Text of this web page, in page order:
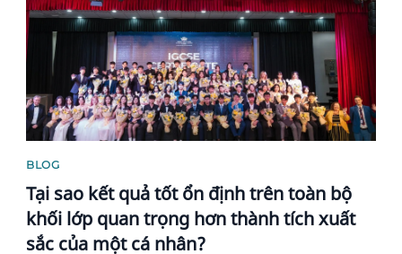
BLOG
Tại sao kết quả tốt ổn định trên toàn bộ
khối lớp quan trọng hơn thành tích xuất
sắc của một cá nhân?